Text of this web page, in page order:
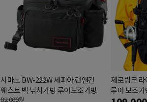
시마노 BW-222W 세피아 런앤건
웨스트 백 낚시가방 루어보조가방
82,000원
제로링크
루어 보조가